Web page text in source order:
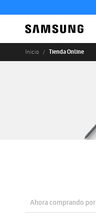
Inicio Tienda Online
Ahora comprando por